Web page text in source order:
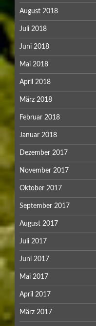
August 2018
Juli 2018
Juni 2018
Mai 2018
April 2018
März 2018
Februar 2018
Januar 2018
Dezember 2017
November 2017
Oktober 2017
September 2017
August 2017
Juli 2017
Juni 2017
Mai 2017
April 2017
März 2017